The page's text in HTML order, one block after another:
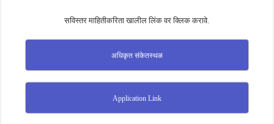
सविस्तर माहितीकरिता खालील लिंक वर क्लिक करावे.
अधिकृत संकेतस्थळ
Application Link